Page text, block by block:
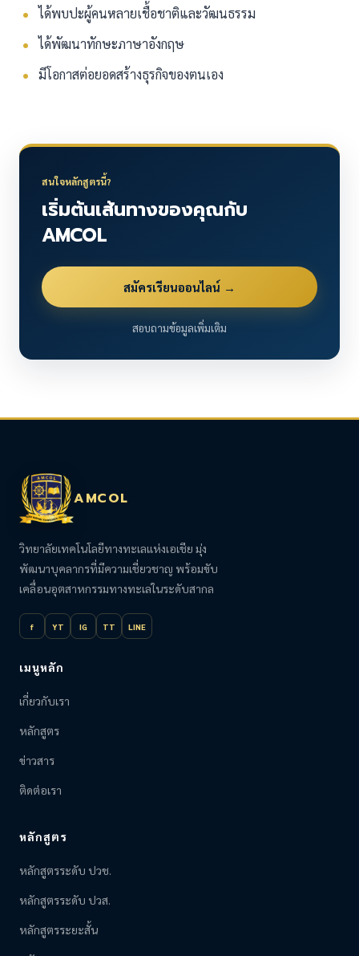
ได้พบปะผู้คนหลายเชื้อชาติและวัฒนธรรม
ได้พัฒนาทักษะภาษาอังกฤษ
มีโอกาสต่อยอดสร้างธุรกิจของตนเอง
สนใจหลักสูตรนี้?
เริ่มต้นเส้นทางของคุณกับ
AMCOL
สมัครเรียนออนไลน์ →
สอบถามข้อมูลเพิ่มเติม
AMCOL
วิทยาลัยเทคโนโลยีทางทะเลแห่งเอเชีย มุ่ง
พัฒนาบุคลากรที่มีความเชี่ยวชาญ พร้อมขับ
เคลื่อนอุตสาหกรรมทางทะเลในระดับสากล
f YT IG TT LINE
เมนูหลัก
เกี่ยวกับเรา
หลักสูตร
ข่าวสาร
ติดต่อเรา
หลักสูตร
หลักสูตรระดับ ปวช.
หลักสูตรระดับ ปวส.
หลักสูตรระยะสั้น